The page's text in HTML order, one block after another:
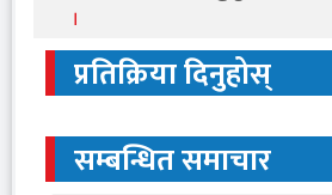
।
प्रतिक्रिया दिनुहोस्
सम्बन्धित समाचार